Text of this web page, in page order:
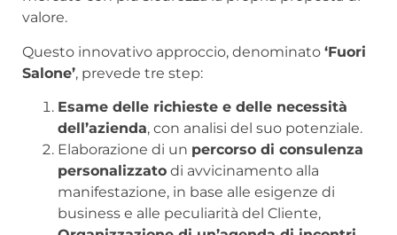
valore.
Questo innovativo approccio, denominato ‘Fuori
Salone’, prevede tre step:
Esame delle richieste e delle necessità
dell’azienda, con analisi del suo potenziale.
Elaborazione di un percorso di consulenza
personalizzato di avvicinamento alla
manifestazione, in base alle esigenze di
business e alle peculiarità del Cliente,